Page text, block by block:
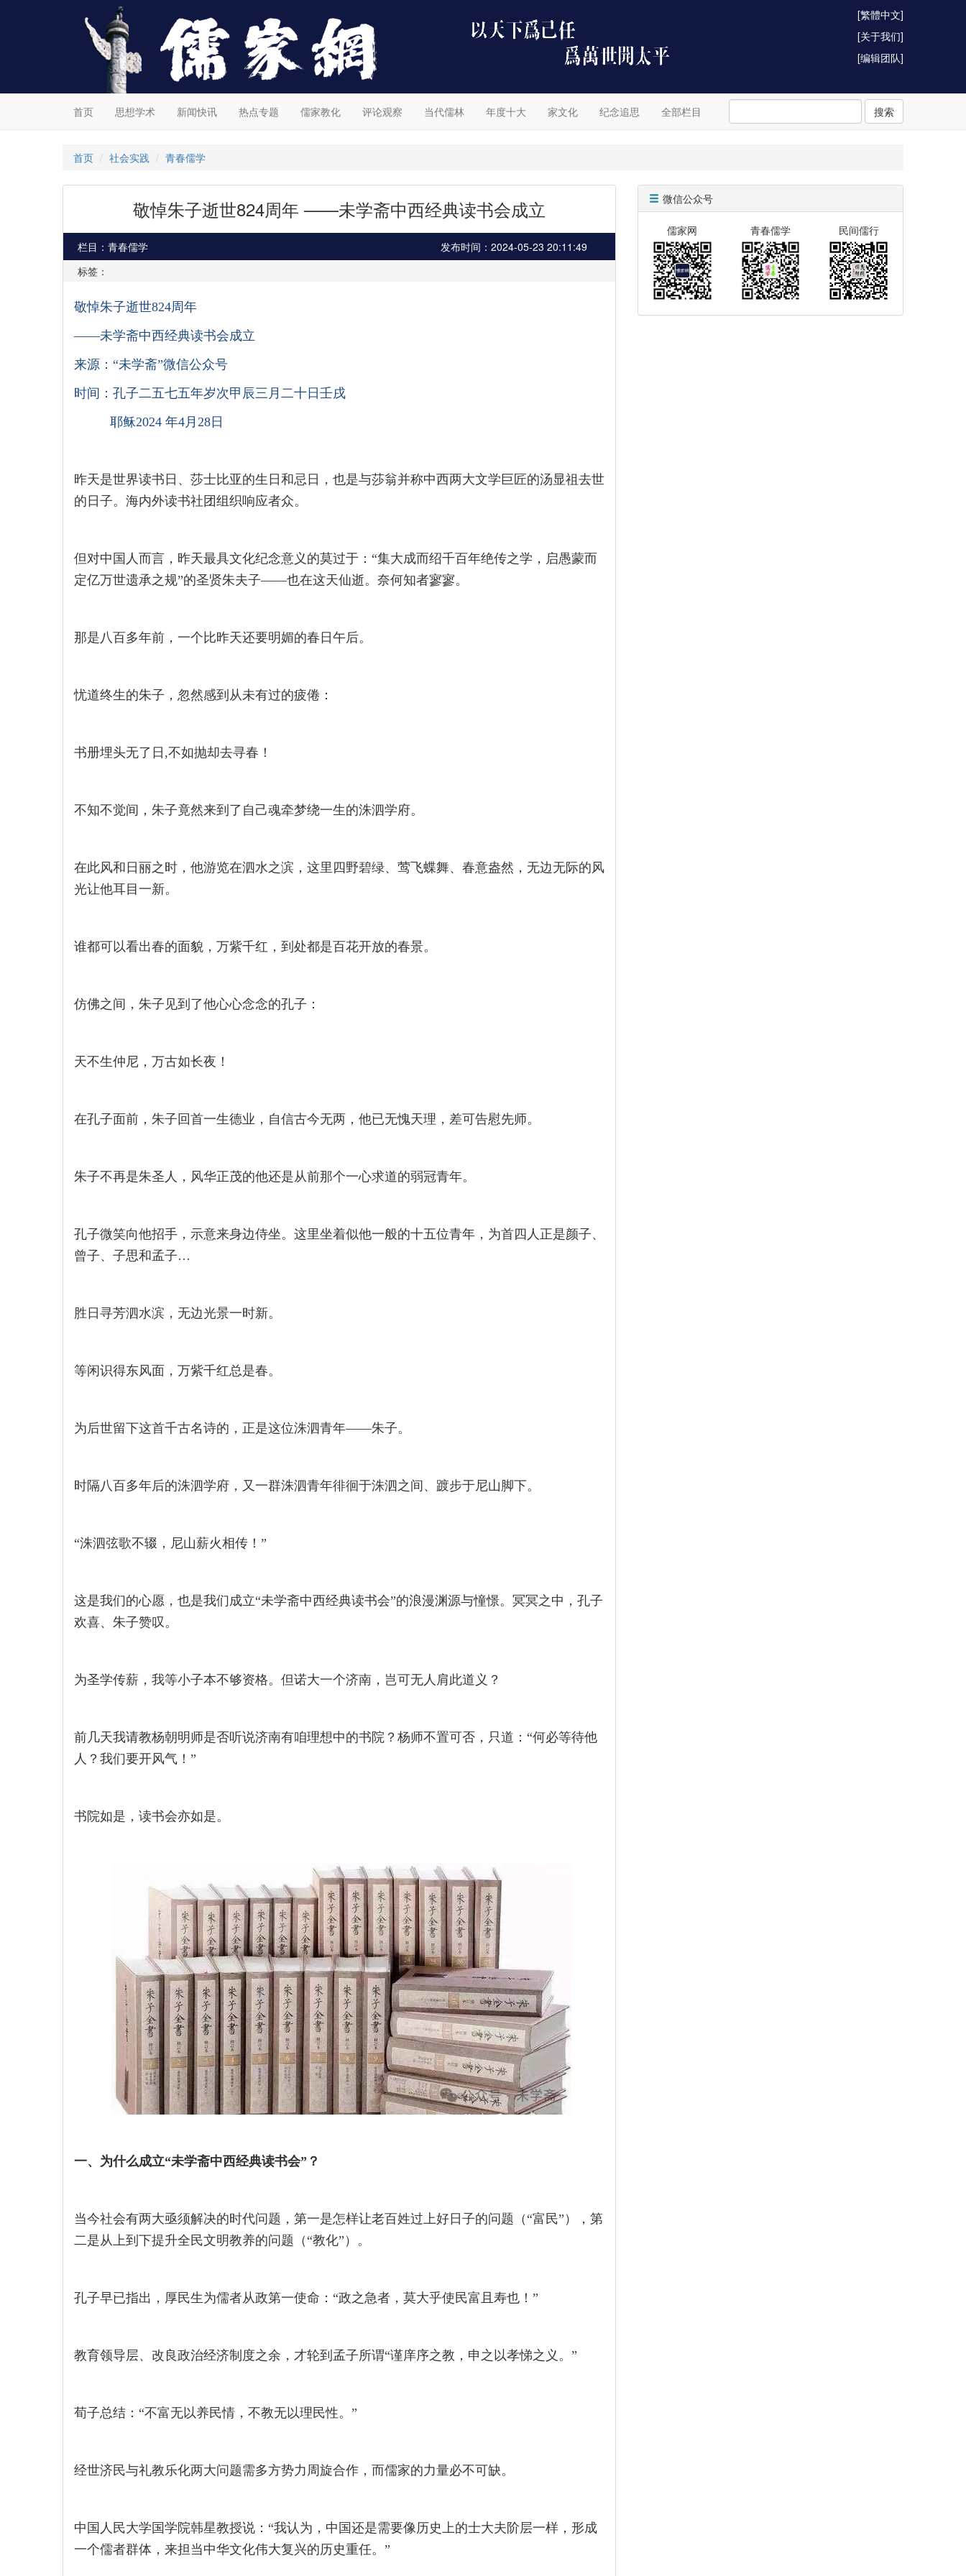
[繁體中文]
[关于我们]
[编辑团队]
首页 思想学术 新闻快讯 热点专题 儒家教化 评论观察 当代儒林 年度十大 家文化 纪念追思 全部栏目 搜索
首页 社会实践 青春儒学
敬悼朱子逝世824周年 ——未学斋中西经典读书会成立
栏目：青春儒学
发布时间：2024-05-23 20:11:49
标签：
敬悼朱子逝世824周年
——未学斋中西经典读书会成立
来源：“未学斋”微信公众号
时间：孔子二五七五年岁次甲辰三月二十日壬戌
耶稣2024 年4月28日
昨天是世界读书日、莎士比亚的生日和忌日，也是与莎翁并称中西两大文学巨匠的汤显祖去世
的日子。海内外读书社团组织响应者众。
但对中国人而言，昨天最具文化纪念意义的莫过于：“集大成而绍千百年绝传之学，启愚蒙而
定亿万世遗承之规”的圣贤朱夫子——也在这天仙逝。奈何知者寥寥。
那是八百多年前，一个比昨天还要明媚的春日午后。
忧道终生的朱子，忽然感到从未有过的疲倦：
书册埋头无了日,不如抛却去寻春！
不知不觉间，朱子竟然来到了自己魂牵梦绕一生的洙泗学府。
在此风和日丽之时，他游览在泗水之滨，这里四野碧绿、莺飞蝶舞、春意盎然，无边无际的风
光让他耳目一新。
谁都可以看出春的面貌，万紫千红，到处都是百花开放的春景。
仿佛之间，朱子见到了他心心念念的孔子：
天不生仲尼，万古如长夜！
在孔子面前，朱子回首一生德业，自信古今无两，他已无愧天理，差可告慰先师。
朱子不再是朱圣人，风华正茂的他还是从前那个一心求道的弱冠青年。
孔子微笑向他招手，示意来身边侍坐。这里坐着似他一般的十五位青年，为首四人正是颜子、
曾子、子思和孟子…
胜日寻芳泗水滨，无边光景一时新。
等闲识得东风面，万紫千红总是春。
为后世留下这首千古名诗的，正是这位洙泗青年——朱子。
时隔八百多年后的洙泗学府，又一群洙泗青年徘徊于洙泗之间、踱步于尼山脚下。
“洙泗弦歌不辍，尼山薪火相传！”
这是我们的心愿，也是我们成立“未学斋中西经典读书会”的浪漫渊源与憧憬。冥冥之中，孔子
欢喜、朱子赞叹。
为圣学传薪，我等小子本不够资格。但诺大一个济南，岂可无人肩此道义？
前几天我请教杨朝明师是否听说济南有咱理想中的书院？杨师不置可否，只道：“何必等待他
人？我们要开风气！”
书院如是，读书会亦如是。
一、为什么成立“未学斋中西经典读书会”？
当今社会有两大亟须解决的时代问题，第一是怎样让老百姓过上好日子的问题（“富民”），第
二是从上到下提升全民文明教养的问题（“教化”）。
孔子早已指出，厚民生为儒者从政第一使命：“政之急者，莫大乎使民富且寿也！”
教育领导层、改良政治经济制度之余，才轮到孟子所谓“谨庠序之教，申之以孝悌之义。”
荀子总结：“不富无以养民情，不教无以理民性。”
经世济民与礼教乐化两大问题需多方势力周旋合作，而儒家的力量必不可缺。
中国人民大学国学院韩星教授说：“我认为，中国还是需要像历史上的士大夫阶层一样，形成
一个儒者群体，来担当中华文化伟大复兴的历史重任。”
微信公众号
儒家网 青春儒学 民间儒行